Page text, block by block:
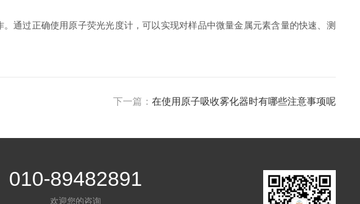
过正确使用原子荧光光度计，可以实现对样品中微量金属元素含量的快速、测
下一篇： 在使用原子吸收雾化器时有哪些注意事项呢
010-89482891
欢迎您的咨询